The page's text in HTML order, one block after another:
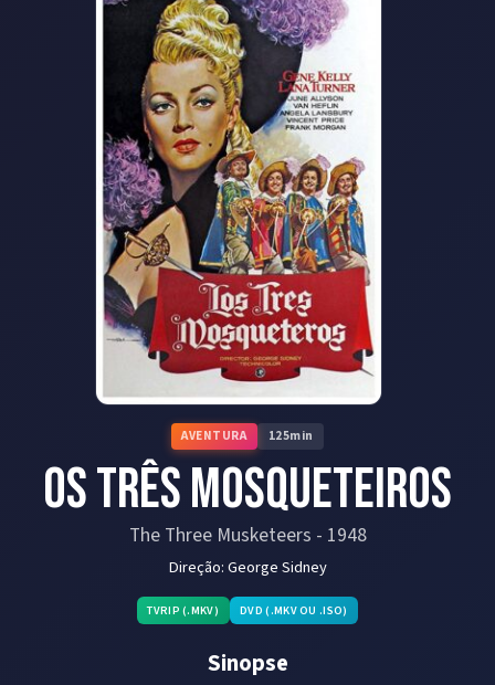
AVENTURA 125min
Os Três Mosqueteiros
The Three Musketeers - 1948
Direção:George Sidney
TVRIP (.MKV) DVD (.MKV OU .ISO)
Sinopse